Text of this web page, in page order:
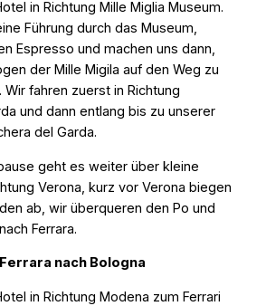
in Richtung Mille Miglia Museum.
Führung durch das Museum,
Espresso und machen uns dann,
der Mille Migila auf den Weg zu
Wir fahren zuerst in Richtung
und dann entlang bis zu unserer
del Garda.
geht es weiter über kleine
Verona, kurz vor Verona biegen
ab, wir überqueren den Po und
Ferrara.
nach Bologna
in Richtung Modena zum Ferrari